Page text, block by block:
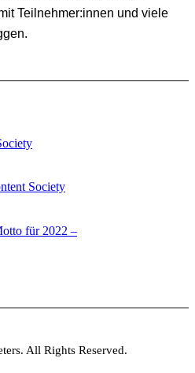
Teilnehmer:innen und viele
Society
für 2022 –
All Rights Reserved.